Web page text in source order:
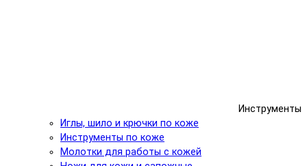
Инструменты
Иглы, шило и крючки по коже
Инструменты по коже
Молотки для работы с кожей